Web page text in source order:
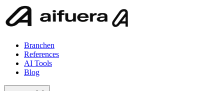
Branchen
References
AI Tools
Blog